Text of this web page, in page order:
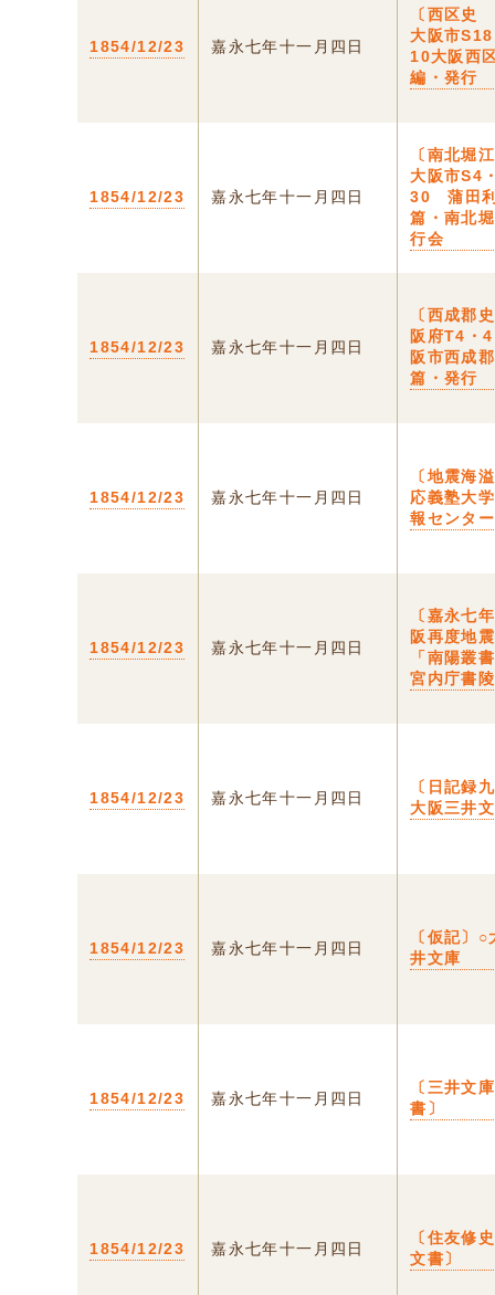
1854/12/23 嘉永七年十一月四日
〔西区史
大阪市
10大阪西
編・発行
1854/12/23 嘉永七年十一月四日
〔南北堀
大阪市S4
30 蒲田
篇・南北
行会
1854/12/23 嘉永七年十一月四日
〔西成郡
阪府T4・
阪市西成
篇・発行
1854/12/23 嘉永七年十一月四日
〔地震海
応義塾大
報センター
1854/12/23 嘉永七年十一月四日
〔嘉永七
阪再度地
「南陽
宮内庁書
1854/12/23 嘉永七年十一月四日
〔日記録
大阪三井
1854/12/23 嘉永七年十一月四日
〔仮記〕
井文庫
1854/12/23 嘉永七年十一月四日
〔三井文
書〕
1854/12/23 嘉永七年十一月四日
〔住友修
文書〕